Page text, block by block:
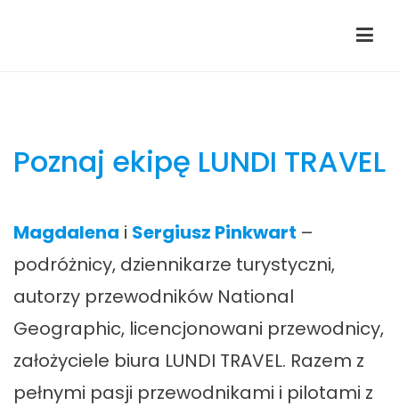
Poznaj ekipę LUNDI TRAVEL
Magdalena i Sergiusz Pinkwart –
podróżnicy, dziennikarze turystyczni,
autorzy przewodników National
Geographic, licencjonowani przewodnicy,
założyciele biura LUNDI TRAVEL. Razem z
pełnymi pasji przewodnikami i pilotami z